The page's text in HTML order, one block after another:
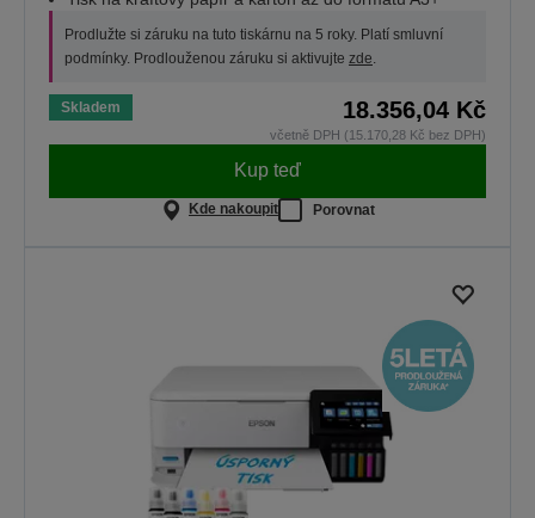
Prodlužte si záruku na tuto tiskárnu na 5 roky. Platí smluvní
podmínky. Prodlouženou záruku si aktivujte zde
Skladem 18.356,04 Kč
včetně DPH (15.170,28 Kč bez DPH)
Kup teď
Kde nakoupit Porovnat